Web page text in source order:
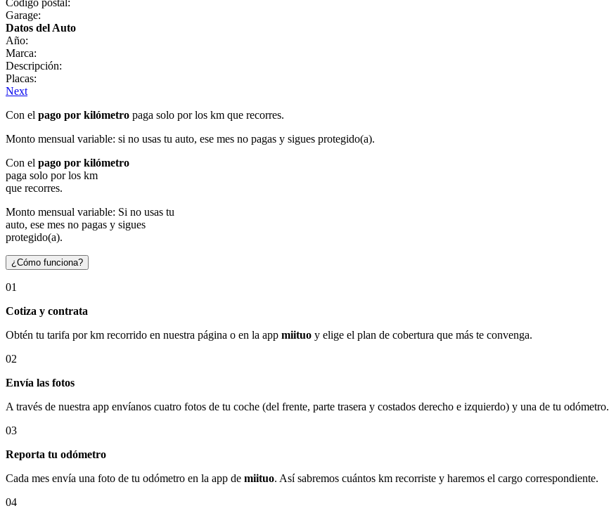
Garage:
Datos del Auto
Año:
Marca:
Descripción:
Placas:
Next
Con el pago por kilómetro paga solo por los km que recorres.
Monto mensual variable: si no usas tu auto, ese mes no pagas y sigues protegido(a).
Con el pago por kilómetro
paga solo por los km
que recorres.
Monto mensual variable: Si no usas tu
auto, ese mes no pagas y sigues
protegido(a).
¿Cómo funciona?
01
Cotiza y contrata
Obtén tu tarifa por km recorrido en nuestra página o en la app miituo y elige el plan de cobertura que más te convenga.
02
Envía las fotos
A través de nuestra app envíanos cuatro fotos de tu coche (del frente, parte trasera y costados derecho e izquierdo) y una de tu odómetro.
03
Reporta tu odómetro
Cada mes envía una foto de tu odómetro en la app de miituo. Así sabremos cuántos km recorriste y haremos el cargo correspondiente.
04